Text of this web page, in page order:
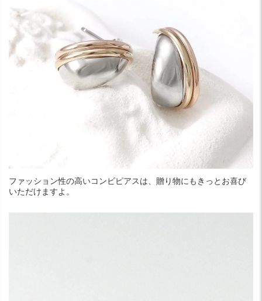
ファッション性の高いコンビピアスは、贈り物にもきっとお喜び
いただけますよ。